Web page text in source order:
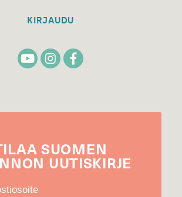
KIRJAUDU
SUOMEN
UUTIS­KIRJE